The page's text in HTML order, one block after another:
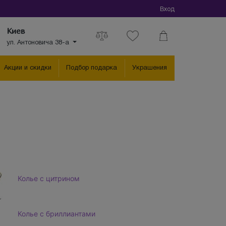
Вход
Киев
ул. Антоновича 38-а
Акции и скидки Подбор подарка Украшения
Колье с цитрином
Колье с бриллиантами